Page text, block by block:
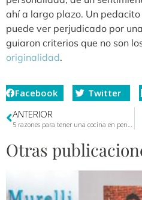
ahí a largo plazo. Un
puede ver perjudicado por
guiaron criterios que no son
originalidad.
Facebook Twitter
ANTERIOR
Otras